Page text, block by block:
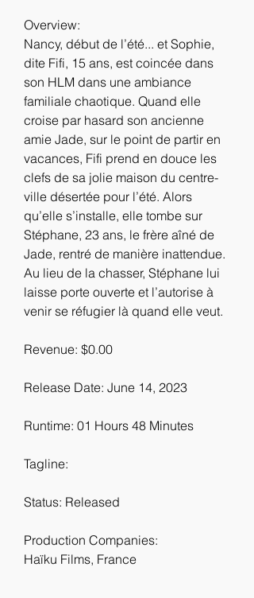
Overview:
Nancy, début de l’été... et Sophie,
dite Fifi, 15 ans, est coincée dans
son HLM dans une ambiance
familiale chaotique. Quand elle
croise par hasard son ancienne
amie Jade, sur le point de partir en
vacances, Fifi prend en douce les
clefs de sa jolie maison du centre-
ville désertée pour l’été. Alors
qu’elle s’installe, elle tombe sur
Stéphane, 23 ans, le frère aîné de
Jade, rentré de manière inattendue.
Au lieu de la chasser, Stéphane lui
laisse porte ouverte et l’autorise à
venir se réfugier là quand elle veut.
Revenue: $0.00
Release Date: June 14, 2023
Runtime: 01 Hours 48 Minutes
Tagline:
Status: Released
Production Companies:
Haïku Films, France